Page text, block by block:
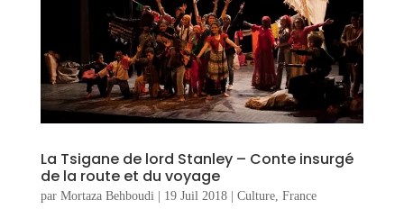
La Tsigane de lord Stanley – Conte insurgé
de la route et du voyage
par Mortaza Behboudi | 19 Juil 2018| Culture, France